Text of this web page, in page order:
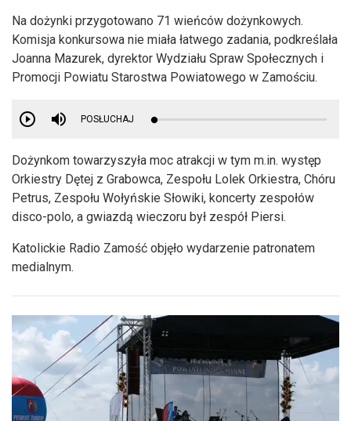
Na dożynki przygotowano 71 wieńców dożynkowych.
Komisja konkursowa nie miała łatwego zadania, podkreślała
Joanna Mazurek, dyrektor Wydziału Spraw Społecznych i
Promocji Powiatu Starostwa Powiatowego w Zamościu.
POSŁUCHAJ
Dożynkom towarzyszyła moc atrakcji w tym m.in. występ
Orkiestry Dętej z Grabowca, Zespołu Lolek Orkiestra, Chóru
Petrus, Zespołu Wołyńskie Słowiki, koncerty zespołów
disco-polo, a gwiazdą wieczoru był zespół Piersi.
Katolickie Radio Zamość objęło wydarzenie patronatem
medialnym.